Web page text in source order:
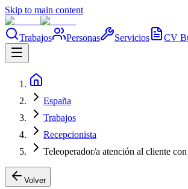
Skip to main content
Trabajos Personas Servicios CV
España
Trabajos
Recepcionista
Teleoperador/a atención al cliente
Volver